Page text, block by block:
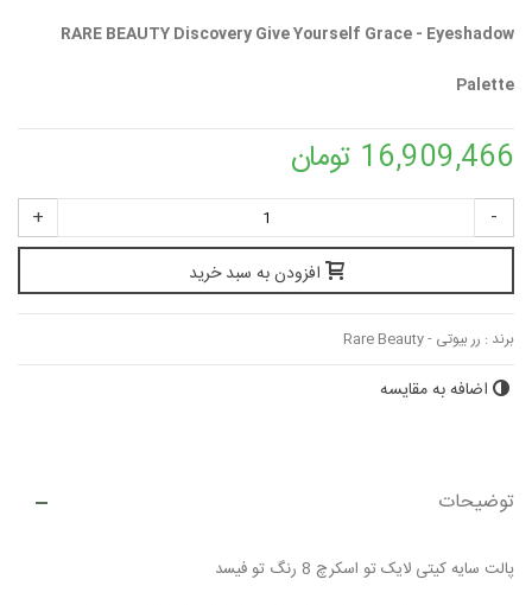
RARE BEAUTY Discovery Give Yourself Grace - Eyeshadow
Palette
16,909,466 تومان
-
+
افزودن به سبد خرید
برند : رر بیوتی - Rare Beauty
اضافه به مقایسه
توضیحات
پالت سایه کیتی لایک تو اسکرچ 8 رنگ تو فیسد